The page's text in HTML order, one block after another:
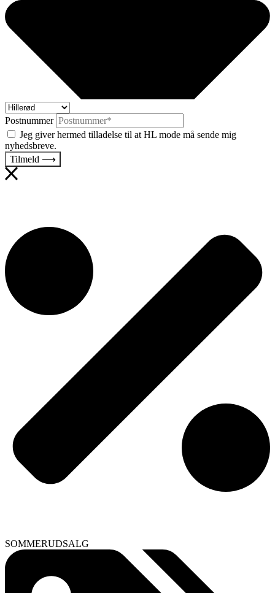
Postnummer
Jeg giver hermed tilladelse til at HL mode må sende mig
nyhedsbreve.
Tilmeld ⟶
SOMMERUDSALG